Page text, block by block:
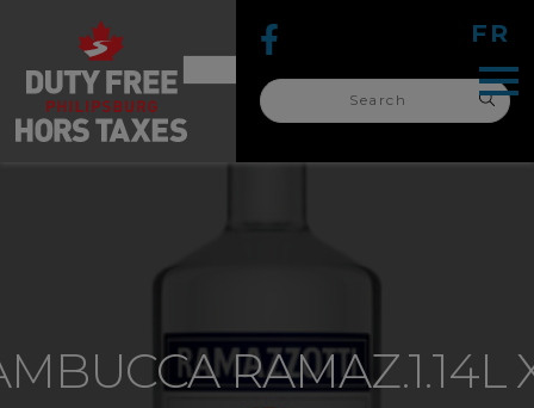
for:
FR
search
for:
RAMAZ.1.14L